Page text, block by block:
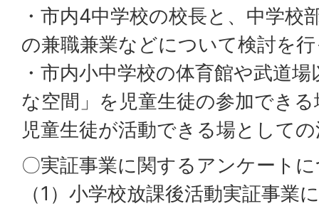
・市内4中学校の校長と、中学校
の兼職兼業などについて検討を
・市内小中学校の体育館や武道
な空間」を児童生徒の参加でき
児童生徒が活動できる場として
〇実証事業に関するアンケート
（1）小学校放課後活動実証事業